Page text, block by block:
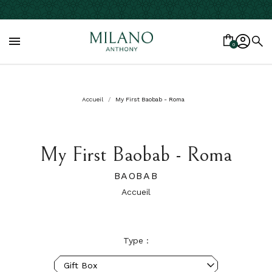
 0
Accueil My First Baobab - Roma
My First Baobab - Roma
BAOBAB
Accueil
Type :